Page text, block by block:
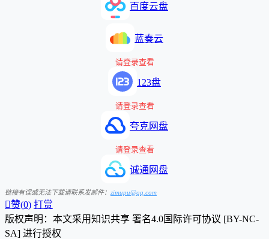
百度云盘
蓝奏云
请登录查看
123盘
请登录查看
夸克网盘
请登录查看
诚通网盘
链接有误或无法下载请联系发邮件： zimupu@qq.com
赞(0) 打赏
版权声明：本文采用知识共享 署名4.0国际许可协议 [BY-NC-
SA] 进行授权